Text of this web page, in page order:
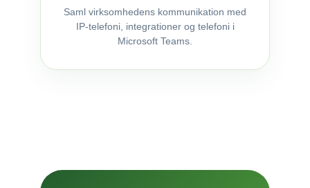
Saml virksomhedens kommunikation med
IP-telefoni, integrationer og telefoni i
Microsoft Teams.